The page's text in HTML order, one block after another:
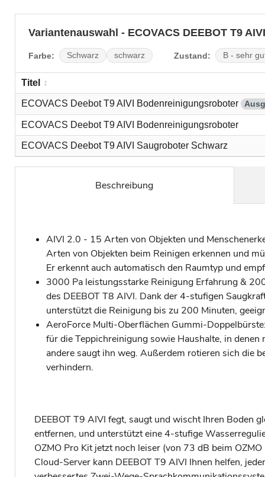
Variantenauswahl - ECOVACS DEEBOT T9 AIVI
Farbe: Schwarz schwarz Zustand: B - sehr
Titel
ECOVACS Deebot T9 AIVI Bodenreinigungsroboter
ECOVACS Deebot T9 AIVI Bodenreinigungsroboter
ECOVACS Deebot T9 AIVI Saugroboter Schwarz
Beschreibung
AIVI 2.0 - 15 Arten von Objekten und
Arten von Objekten beim Reinigen erkennen und
Er erkennt auch automatisch den Raumtyp und
3000 Pa leistungsstarke Reinigung Erfahrung &
des DEEBOT T8 AIVI. Dank der 4-stufigen
unterstützt die Reinigung bis zu 200 Minuten,
AeroForce Multi-Oberflächen Gummi-
für die Teppichreinigung sowie Haushalte, in
andere saugt ihn weg. Außerdem rotieren sich die
verhindern.
DEEBOT T9 AIVI fegt, saugt und wischt Ihren Boden
entfernen, und unterstützt eine 4-stufige
OZMO Pro Kit jetzt noch leiser (von 73 dB beim
Cloud-Server kann DEEBOT T9 AIVI Ihnen helfen,